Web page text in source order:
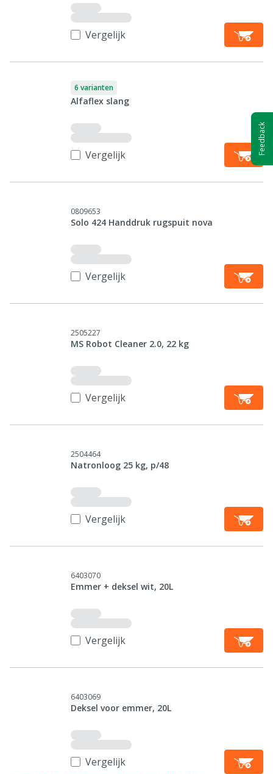
Vergelijk
6 varianten
Alfaflex slang
Vergelijk
0809653
Solo 424 Handdruk rugspuit nova
Vergelijk
2505227
MS Robot Cleaner 2.0, 22 kg
Vergelijk
2504464
Natronloog 25 kg, p/48
Vergelijk
6403070
Emmer + deksel wit, 20L
Vergelijk
6403069
Deksel voor emmer, 20L
Vergelijk
Feedback